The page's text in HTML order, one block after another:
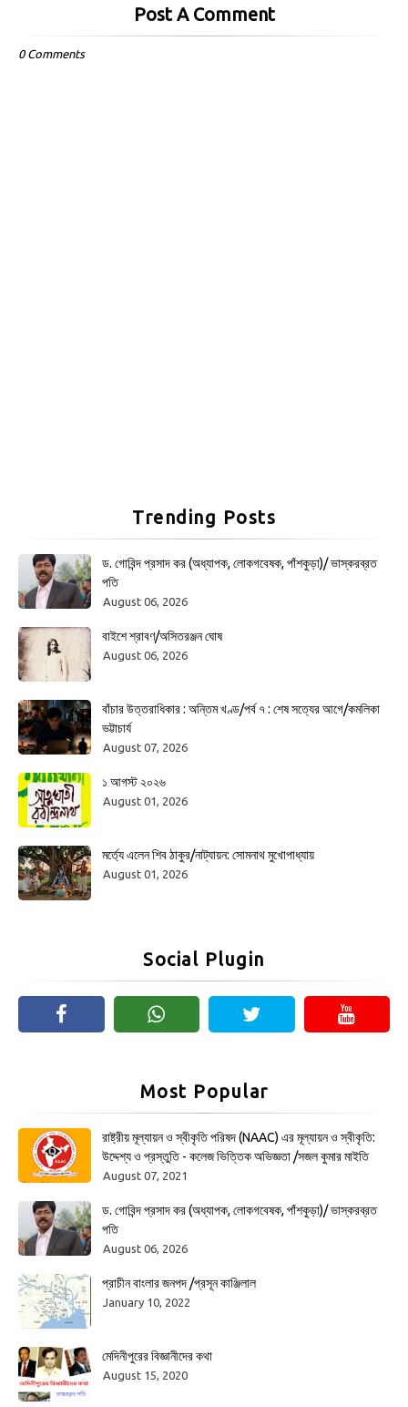
Post A Comment
0 Comments
Trending Posts
ড. গোবিন্দ প্রসাদ কর (অধ্যাপক, লোকগবেষক, পাঁশকুড়া)/ ভাস্করব্রত
পতি
August 06, 2026
বাইশে শ্রাবণ/অসিতরঞ্জন ঘোষ
August 06, 2026
বাঁচার উত্তরাধিকার : অন্তিম খণ্ড/পর্ব ৭ : শেষ সত্যের আগে/কমলিকা
ভট্টাচার্য
August 07, 2026
১ আগস্ট ২০২৬
August 01, 2026
মর্ত্যে এলেন শিব ঠাকুর/নাট্যায়ন: সোমনাথ মুখোপাধ্যায়
August 01, 2026
Social Plugin
Most Popular
রাষ্ট্রীয় মূল্যায়ন ও স্বীকৃতি পরিষদ (NAAC) এর মূল্যায়ন ও স্বীকৃতি:
উদ্দেশ্য ও প্রস্তুতি - কলেজ ভিত্তিক অভিজ্ঞতা /সজল কুমার মাইতি
August 07, 2021
ড. গোবিন্দ প্রসাদ কর (অধ্যাপক, লোকগবেষক, পাঁশকুড়া)/ ভাস্করব্রত
পতি
August 06, 2026
প্রাচীন বাংলার জনপদ /প্রসূন কাঞ্জিলাল
January 10, 2022
মেদিনীপুরের বিজ্ঞানীদের কথা
August 15, 2020